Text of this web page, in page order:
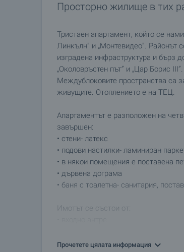
Просторно жилище в тих
Тристаен апартамент, който се
Линкълн” и „Монтевидео”. Районът
изградена инфраструктура и бърз
„Околовръстен път” и „Цар Борис
Междублоковите пространства са
живущите. Отоплението е на ТЕЦ.
Апартаментът е разположен на
завършен:
• стени- латекс
• подови настилки- ламиниран
• в някои помещения е поставена
• дървена дограма
• баня с тоалетна- санитария,
Имотът се състои от:
• самостоятелна кухня- с
Прочетете цялата информация